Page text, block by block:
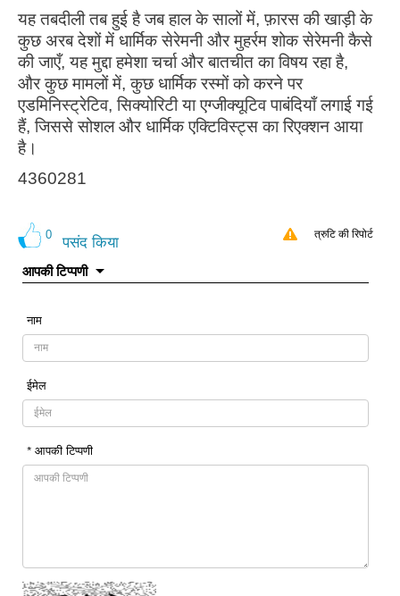
यह तबदीली तब हुई है जब हाल के सालों में, फ़ारस की खाड़ी के
कुछ अरब देशों में धार्मिक सेरेमनी और मुहर्रम शोक सेरेमनी कैसे
की जाएँ, यह मुद्दा हमेशा चर्चा और बातचीत का विषय रहा है,
और कुछ मामलों में, कुछ धार्मिक रस्मों को करने पर
एडमिनिस्ट्रेटिव, सिक्योरिटी या एग्जीक्यूटिव पाबंदियाँ लगाई गई
हैं, जिससे सोशल और धार्मिक एक्टिविस्ट्स का रिएक्शन आया
है।
4360281
0 पसंद किया त्रुटि की रिपोर्ट
आपकी टिप्पणी
नाम
ईमेल
* आपकी टिप्पणी